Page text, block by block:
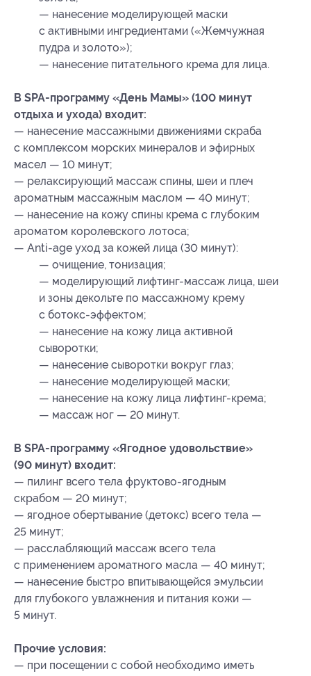
— нанесение моделирующей маски
с активными ингредиентами («Жемчужная
пудра и золото»);
— нанесение питательного крема для лица.
В SPA-программу «День Мамы» (100 минут
отдыха и ухода) входит:
— нанесение массажными движениями скраба
с комплексом морских минералов и эфирных
масел — 10 минут;
— релаксирующий массаж спины, шеи и плеч
ароматным массажным маслом — 40 минут;
— нанесение на кожу спины крема с глубоким
ароматом королевского лотоса;
— Anti-age уход за кожей лица (30 минут):
— очищение, тонизация;
— моделирующий лифтинг-массаж лица, шеи
и зоны декольте по массажному крему
с ботокс-эффектом;
— нанесение на кожу лица активной
сыворотки;
— нанесение сыворотки вокруг глаз;
— нанесение моделирующей маски;
— нанесение на кожу лица лифтинг-крема;
— массаж ног — 20 минут.
В SPA-программу «Ягодное удовольствие»
(90 минут) входит:
— пилинг всего тела фруктово-ягодным
скрабом — 20 минут;
— ягодное обертывание (детокс) всего тела —
25 минут;
— расслабляющий массаж всего тела
с применением ароматного масла — 40 минут;
— нанесение быстро впитывающейся эмульсии
для глубокого увлажнения и питания кожи —
5 минут.
Прочие условия:
— при посещении с собой необходимо иметь